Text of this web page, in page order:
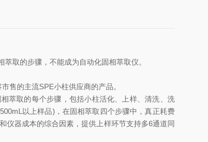
取的步骤，不能成为自动化固相萃取仪。
售的主流SPE小柱供应商的产品。
萃取的每个步骤，包括小柱活化、上样、清洗、洗
以上样品)，在固相萃取四个步骤中，真正耗费
仪器成本的综合因素，提供上样环节支持多6通道同